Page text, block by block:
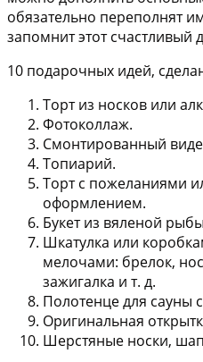
обязательно переполнят
запомнит этот счастливый
10 подарочных идей,
Торт из носков или
Фотоколлаж.
Смонтированный
Топиарий.
Торт с пожеланиями
оформлением.
Букет из вяленой
Шкатулка или
мелочами: брелок,
зажигалка и т. д.
Полотенце для сауны
Оригинальная
Шерстяные носки,